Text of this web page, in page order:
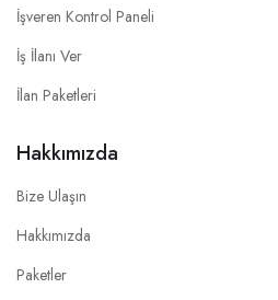
İşveren Kontrol Paneli
İş İlanı Ver
İlan Paketleri
Hakkımızda
Bize Ulaşın
Hakkımızda
Paketler